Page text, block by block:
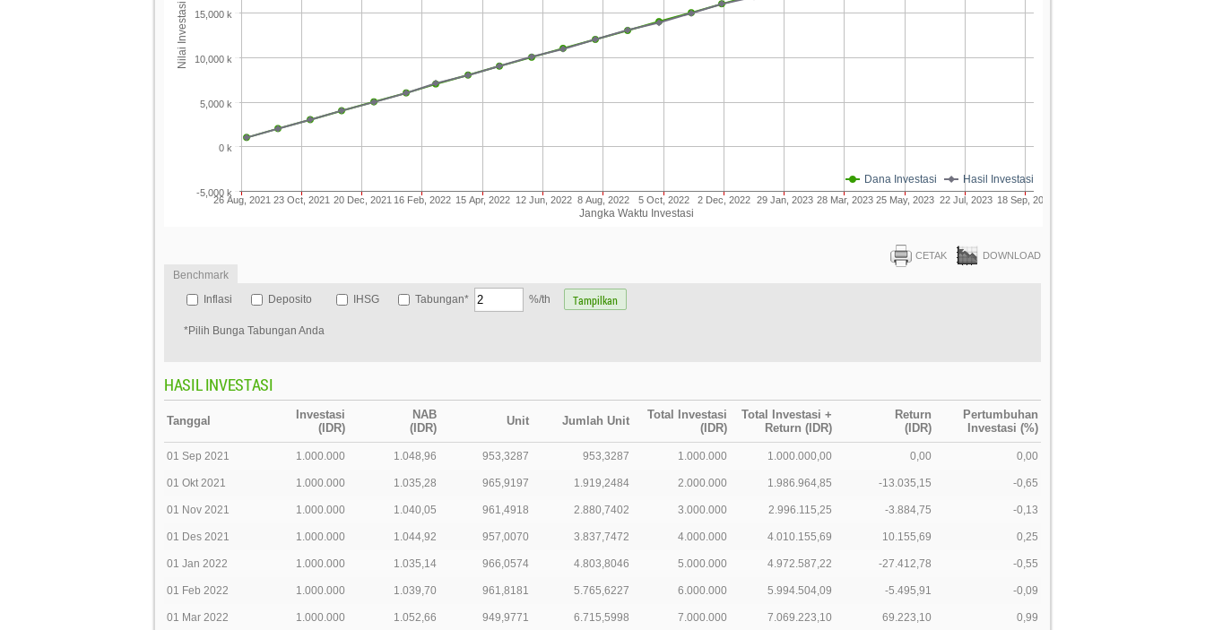
Jangka Waktu Investasi
Nilai Investasi
Dana Investasi Hasil Investasi
26 Aug, 2021 23 Oct, 2021 20 Dec, 2021 16 Feb, 2022 15 Apr, 2022 12 Jun, 2022 8 Aug, 2022 5 Oct, 2022 2 Dec, 2022 29 Jan, 2023 28 Mar, 2023 25 May, 2023 22 Jul, 2023 18 Sep, 2023
-5,000 k
0 k
5,000 k
10,000 k
15,000 k
CETAK DOWNLOAD
Benchmark
Inflasi
Deposito IHSG Tabungan* %/th
*Pilih Bunga Tabungan Anda
HASIL INVESTASI
Tanggal
Investasi
(IDR)
NAB
(IDR)
Unit Jumlah Unit
Total Investasi
(IDR)
Total Investasi +
Return (IDR)
Return
(IDR)
Pertumbuhan
Investasi (%)
01 Sep 2021 1.000.000 1.048,96 953,3287 953,3287 1.000.000 1.000.000,00 0,00 0,00
01 Okt 2021 1.000.000 1.035,28 965,9197 1.919,2484 2.000.000 1.986.964,85 -13.035,15 -0,65
01 Nov 2021 1.000.000 1.040,05 961,4918 2.880,7402 3.000.000 2.996.115,25 -3.884,75 -0,13
01 Des 2021 1.000.000 1.044,92 957,0070 3.837,7472 4.000.000 4.010.155,69 10.155,69 0,25
01 Jan 2022 1.000.000 1.035,14 966,0574 4.803,8046 5.000.000 4.972.587,22 -27.412,78 -0,55
01 Feb 2022 1.000.000 1.039,70 961,8181 5.765,6227 6.000.000 5.994.504,09 -5.495,91 -0,09
01 Mar 2022 1.000.000 1.052,66 949,9771 6.715,5998 7.000.000 7.069.223,10 69.223,10 0,99